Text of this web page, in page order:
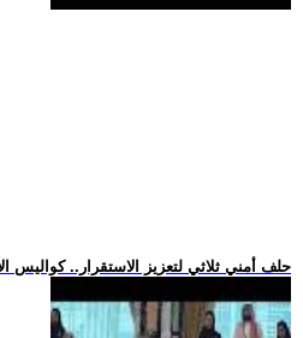
.. حلف أمني ثلاثي لتعزيز الاستقرار.. كواليس